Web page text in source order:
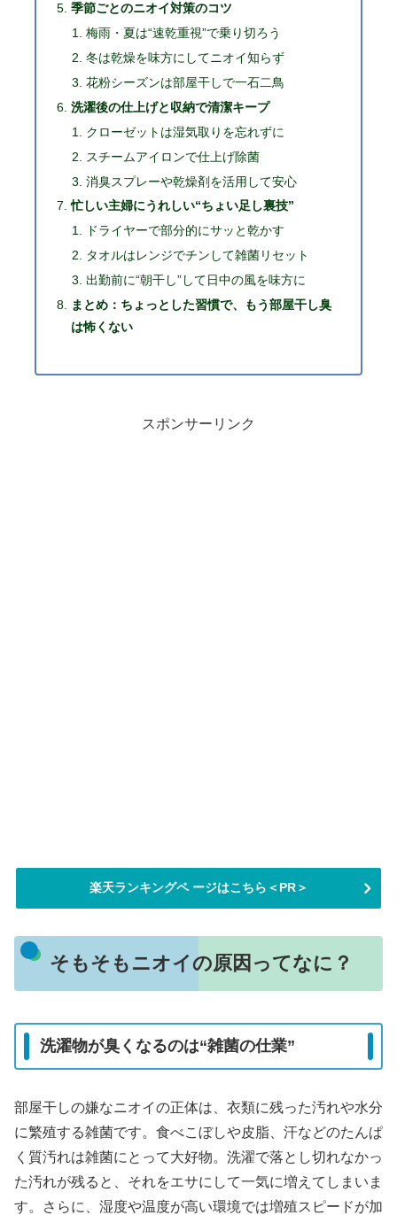
季節ごとのニオイ対策のコツ
梅雨・夏は“速乾重視”で乗り切ろう
冬は乾燥を味方にしてニオイ知らず
花粉シーズンは部屋干しで一石二鳥
洗濯後の仕上げと収納で清潔キープ
クローゼットは湿気取りを忘れずに
スチームアイロンで仕上げ除菌
消臭スプレーや乾燥剤を活用して安心
忙しい主婦にうれしい“ちょい足し裏技”
ドライヤーで部分的にサッと乾かす
タオルはレンジでチンして雑菌リセット
出勤前に“朝干し”して日中の風を味方に
まとめ：ちょっとした習慣で、もう部屋干し臭
は怖くない
スポンサーリンク
楽天ランキングペ ージはこちら＜PR＞
そもそもニオイの原因ってなに？
洗濯物が臭くなるのは“雑菌の仕業”
部屋干しの嫌なニオイの正体は、衣類に残った汚れや水分
に繁殖する雑菌です。食べこぼしや皮脂、汗などのたんぱ
く質汚れは雑菌にとって大好物。洗濯で落とし切れなかっ
た汚れが残ると、それをエサにして一気に増えてしまいま
す。さらに、湿度や温度が高い環境では増殖スピードが加